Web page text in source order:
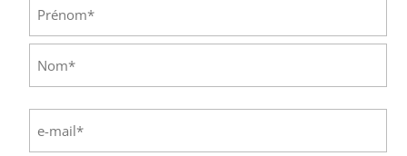
Prénom
mail(Nécessaire)